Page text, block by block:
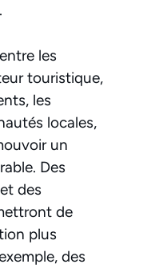
les
touristique,
les
locales,
un
Des
des
de
plus
des